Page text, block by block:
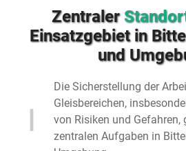
Zentraler
Einsatzgebiet in
und
Die Sicherstellung der
Gleisbereichen,
von Risiken und Gefahren,
zentralen Aufgaben in